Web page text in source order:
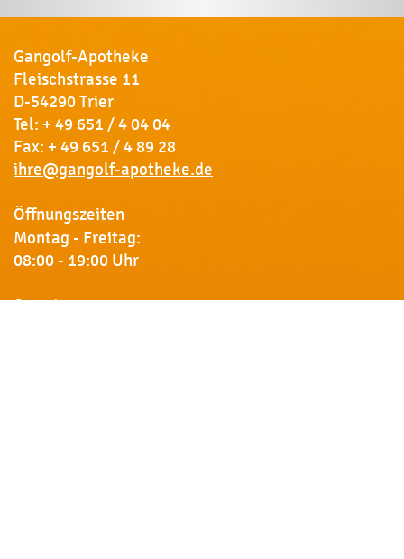
Gangolf-Apotheke
Fleischstrasse 11
D-54290 Trier
Tel: + 49 651 / 4 04 04
Fax: + 49 651 / 4 89 28
ihre@gangolf-apotheke.de
Öffnungszeiten
Montag - Freitag:
08:00 - 19:00 Uhr
Samstag: